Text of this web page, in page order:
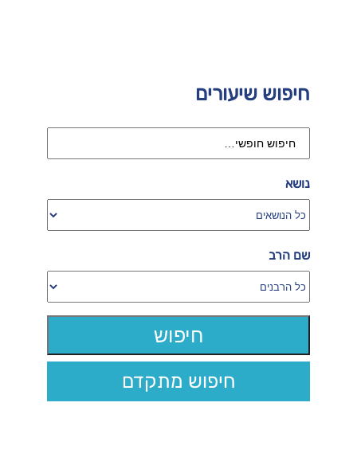
חיפוש שיעורים
נושא
שם הרב
חיפוש מתקדם